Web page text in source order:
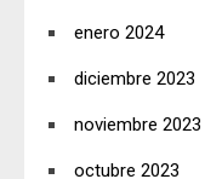
enero 2024
diciembre 2023
noviembre 2023
octubre 2023